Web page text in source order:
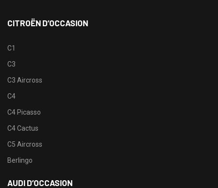
CITROËN D’OCCASION
C1
C3
C3 Aircross
C4
C4 Picasso
C4 Cactus
C5 Aircross
Berlingo
AUDI D’OCCASION